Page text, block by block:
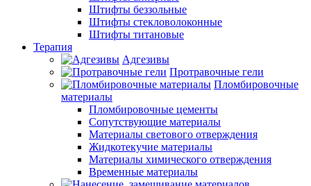
Штифты беззольные
Штифты стекловолоконные
Штифты титановые
Терапия
Адгезивы
Протравочные гели
Пломбировочные
материалы
Пломбировочные цементы
Сопутствующие материалы
Материалы светового отверждения
Жидкотекучие материалы
Материалы химического отверждения
Временные материалы